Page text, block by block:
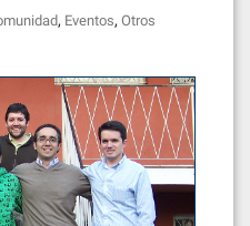
, Eventos, Otros